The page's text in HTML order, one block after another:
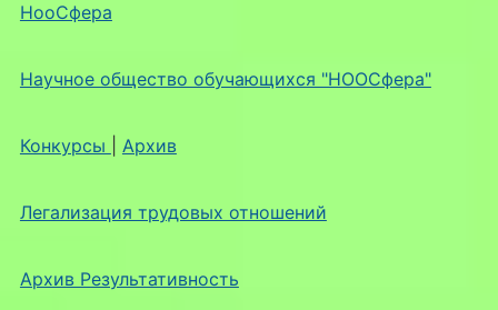
НооСфера
Научное общество обучающихся "НООСфера"
Конкурсы Архив
Легализация трудовых отношений
Архив Результативность